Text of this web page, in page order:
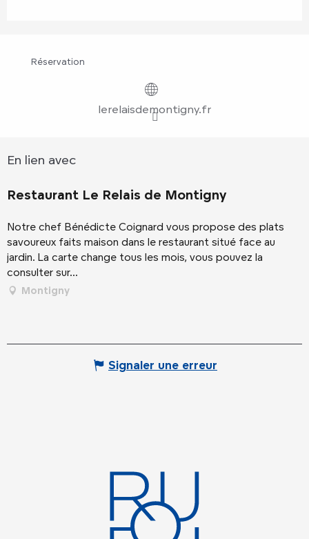
Réservation
lerelaisdemontigny.fr
En lien avec
Restaurant Le Relais de Montigny
Notre chef Bénédicte Coignard vous propose des plats
savoureux faits maison dans le restaurant situé face au
jardin. La carte change tous les mois, vous pouvez la
consulter sur...
Montigny
Signaler une erreur